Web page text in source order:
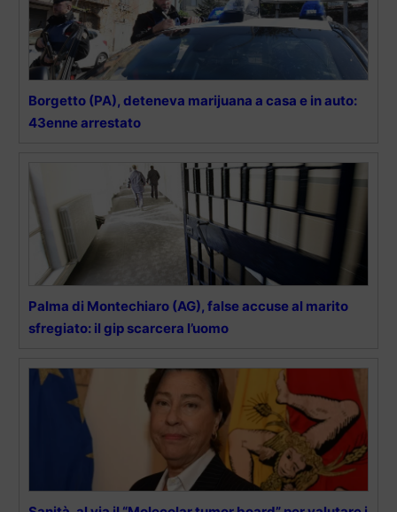
Borgetto (PA), deteneva marijuana a casa e in auto:
43enne arrestato
Palma di Montechiaro (AG), false accuse al marito
sfregiato: il gip scarcera l’uomo